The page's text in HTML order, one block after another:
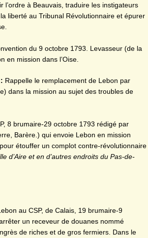
l’ordre à Beauvais, traduire les instigateurs
liberté au Tribunal Révolutionnaire et épurer
du 9 octobre 1793. Levasseur (de la
en mission dans l’Oise.
Rappelle le remplacement de Lebon par
dans la mission au sujet des troubles de
8 brumaire-29 octobre 1793 rédigé par
Barère.) qui envoie Lebon en mission
étouffer un complot contre-révolutionnaire
d’Aire et en d’autres endroits du Pas-de-
au CSP, de Calais, 19 brumaire-9
un receveur de douanes nommé
de riches et de gros fermiers. Dans le